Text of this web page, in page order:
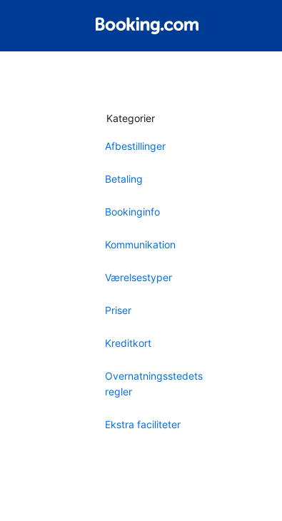
Kategorier
Afbestillinger
Betaling
Bookinginfo
Kommunikation
Værelsestyper
Priser
Kreditkort
Overnatningsstedets
regler
Ekstra faciliteter